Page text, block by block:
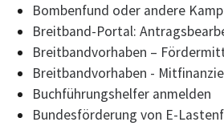
Bombenfund oder andere
Breitband-Portal:
Breitbandvorhaben –
Breitbandvorhaben -
Buchführungshelfer anmelden
Bundesförderung von E-